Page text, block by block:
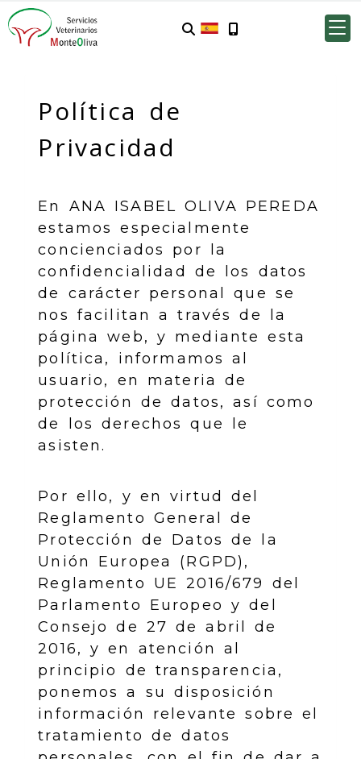
Política de
Privacidad
En ANA ISABEL OLIVA PEREDA
estamos especialmente
concienciados por la
confidencialidad de los datos
de carácter personal que se
nos facilitan a través de la
página web, y mediante esta
política, informamos al
usuario, en materia de
protección de datos, así como
de los derechos que le
asisten.
Por ello, y en virtud del
Reglamento General de
Protección de Datos de la
Unión Europea (RGPD),
Reglamento UE 2016/679 del
Parlamento Europeo y del
Consejo de 27 de abril de
2016, y en atención al
principio de transparencia,
ponemos a su disposición
información relevante sobre el
tratamiento de datos